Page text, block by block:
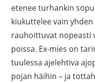
etenee turhankin
kiukuttelee vain
rauhoittuvat nopeasti
poissa. Ex-mies on
tuulessa ajelehtiva
pojan häihin – ja